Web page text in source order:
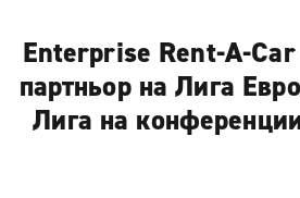
Enterprise Rent-A-
партньор на Лига
Лига на